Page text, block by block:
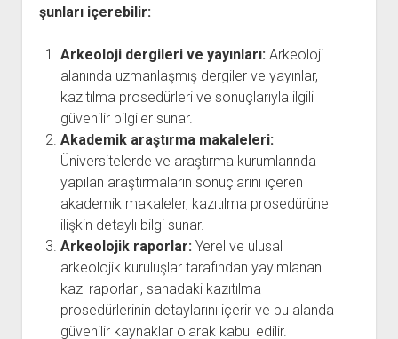
şunları içerebilir:
Arkeoloji dergileri ve yayınları: Arkeoloji
alanında uzmanlaşmış dergiler ve yayınlar,
kazıtılma prosedürleri ve sonuçlarıyla ilgili
güvenilir bilgiler sunar.
Akademik araştırma makaleleri:
Üniversitelerde ve araştırma kurumlarında
yapılan araştırmaların sonuçlarını içeren
akademik makaleler, kazıtılma prosedürüne
ilişkin detaylı bilgi sunar.
Arkeolojik raporlar: Yerel ve ulusal
arkeolojik kuruluşlar tarafından yayımlanan
kazı raporları, sahadaki kazıtılma
prosedürlerinin detaylarını içerir ve bu alanda
güvenilir kaynaklar olarak kabul edilir.